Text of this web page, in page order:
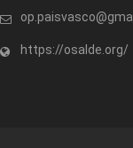
https://osalde.org/